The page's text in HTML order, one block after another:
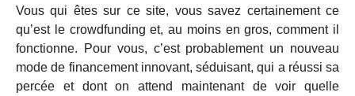
Vous qui êtes sur ce site, vous savez certainement ce
qu’est le crowdfunding et, au moins en gros, comment il
fonctionne. Pour vous, c’est probablement un nouveau
mode de financement innovant, séduisant, qui a réussi sa
percée et dont on attend maintenant de voir quelle